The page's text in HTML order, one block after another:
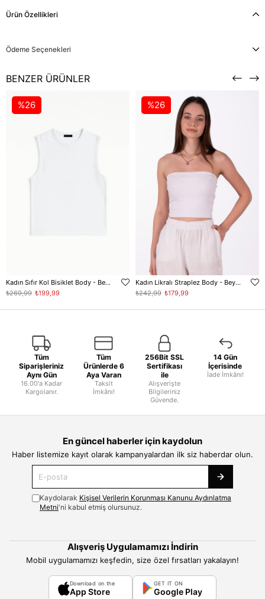
Ürün Özellikleri
Ödeme Seçenekleri
BENZER ÜRÜNLER
Kadın Sıfır Kol Bisiklet Body - Beyaz
₺199,99
₺269,99
%26
Kadın Likralı Straplez Body - Beyaz
₺179,99
₺242,99
%26
Tüm
Siparişleriniz
Aynı Gün
16.00'a Kadar
Kargolanır.
Tüm
Ürünlerde 6
Aya Varan
Taksit
İmkânı!
256Bit SSL
Sertifikası
ile
Alışverişte
Bilgileriniz
Güvende.
14 Gün
İçerisinde
İade İmkânı!
En güncel haberler için kaydolun
Haber listemize kayıt olarak kampanyalardan ilk siz haberdar olun.
Kaydolarak Kişisel Verilerin Korunması Kanunu Aydınlatma
Metni'ni kabul etmiş olursunuz.
Alışveriş Uygulamamızı İndirin
Mobil uygulamamızı keşfedin, size özel fırsatları yakalayın!
Download on the
App Store
GET IT ON
Google Play